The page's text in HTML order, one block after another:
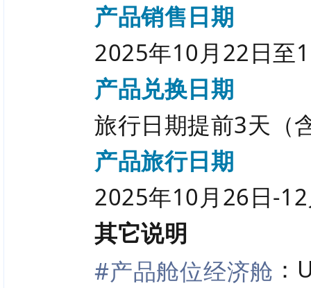
产品销售日期
2025年10月22日至
产品兑换日期
旅行日期提前3天（
产品旅行日期
2025年10月26日-
其它说明
#产品舱位经济舱